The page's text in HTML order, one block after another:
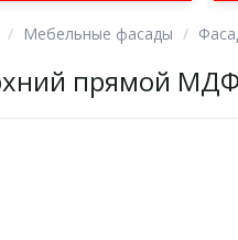
Мебельные фасады
прямой